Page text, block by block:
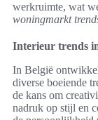
werkruimte, wat
woningmarkt
Interieur trends
In België
diverse boeiende
de kans om
nadruk op stijl en